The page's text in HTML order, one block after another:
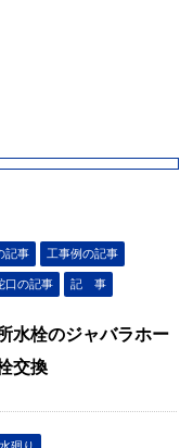
記事 工事例の記事
口の記事 記 事
水栓のジャバラホー
交換